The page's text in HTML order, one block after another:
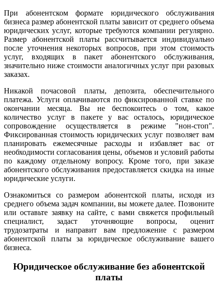
При абонентском формате юридического обслуживания
бизнеса размер абонентской платы зависит от среднего объема
юридических услуг, которые требуются компании регулярно.
Размер абонентской платы рассчитывается индивидуально
после уточнения некоторых вопросов, при этом стоимость
услуг, входящих в пакет абонентского обслуживания,
значительно ниже стоимости аналогичных услуг при разовых
заказах.
Никакой почасовой платы, депозита, обеспечительного
платежа. Услуги оплачиваются по фиксированной ставке по
окончании месяца. Вы не беспокоитесь о том, какое
количество услуг в пакете у вас осталось, юридическое
сопровождение осуществляется в режиме "нон-стоп".
Фиксированная стоимость юридических услуг позволяет вам
планировать ежемесячные расходы и избавляет вас от
необходимости согласования цены, объемов и условий работы
по каждому отдельному вопросу. Кроме того, при заказе
абонентского обслуживания предоставляется скидка на иные
юридические услуги.
Ознакомиться со размером абонентской платы, исходя из
среднего объема задач компании, вы можете далее. Позвоните
или оставьте заявку на сайте, с вами свяжется профильный
специалист, задаст уточняющие вопросы, оценит
трудозатраты и направит вам предложение с размером
абонентской платы за юридическое обслуживание вашего
бизнеса.
Юридическое обслуживание без абонентской
платы